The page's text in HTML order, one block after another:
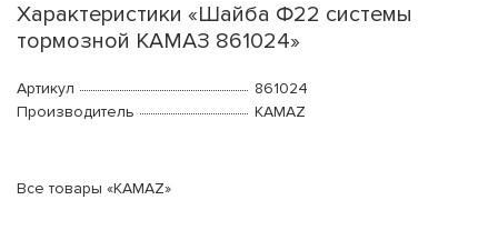
Характеристики «Шайба Ф22 системы
тормозной КАМАЗ 861024»
Артикул
861024
Производитель
KAMAZ
Все товары «KAMAZ»